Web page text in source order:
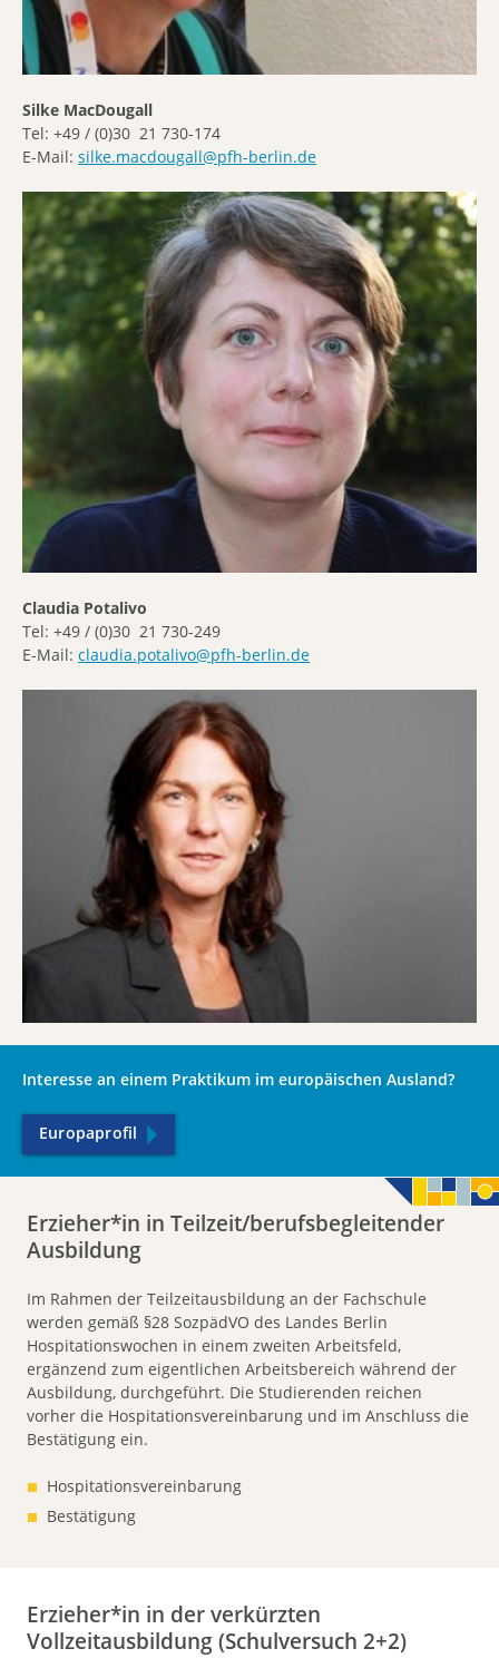
Silke MacDougall
Tel: +49 / (0)30 21 730-174
E-Mail: silke.macdougall@pfh-berlin.de
Claudia Potalivo
Tel: +49 / (0)30 21 730-249
E-Mail: claudia.potalivo@pfh-berlin.de
Interesse an einem Praktikum im europäischen Ausland?
Europaprofil
Erzieher*in in Teilzeit/berufsbegleitender
Ausbildung
Im Rahmen der Teilzeitausbildung an der Fachschule
werden gemäß §28 SozpädVO des Landes Berlin
Hospitationswochen in einem zweiten Arbeitsfeld,
ergänzend zum eigentlichen Arbeitsbereich während der
Ausbildung, durchgeführt. Die Studierenden reichen
vorher die Hospitationsvereinbarung und im Anschluss die
Bestätigung ein.
Hospitationsvereinbarung
Bestätigung
Erzieher*in in der verkürzten
Vollzeitausbildung (Schulversuch 2+2)